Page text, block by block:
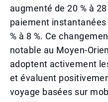
augmenté de 20 % à
paiement
% à 8 %. Ce
notable au Moyen-
adoptent activement
et évaluent
voyage basées sur